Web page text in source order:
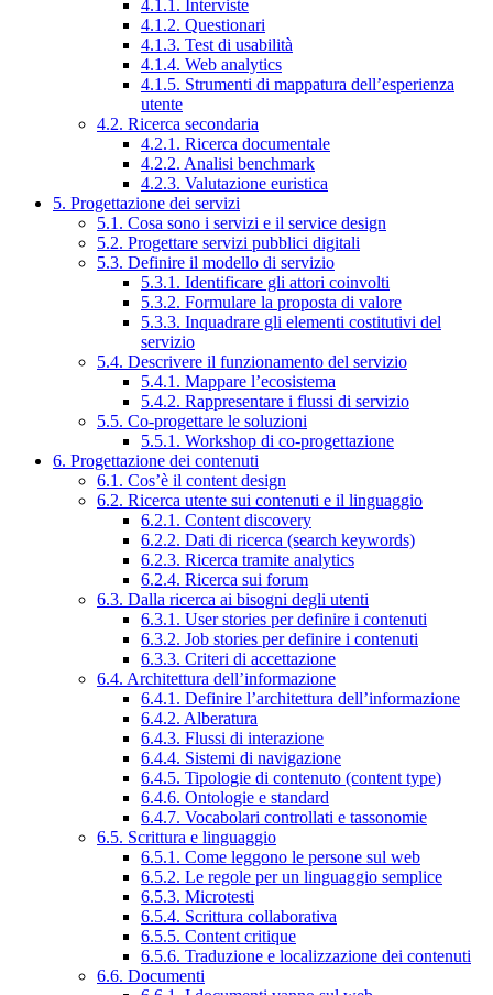
4.1.1. Interviste
4.1.2. Questionari
4.1.3. Test di usabilità
4.1.4. Web analytics
4.1.5. Strumenti di mappatura dell’esperienza
utente
4.2. Ricerca secondaria
4.2.1. Ricerca documentale
4.2.2. Analisi benchmark
4.2.3. Valutazione euristica
5. Progettazione dei servizi
5.1. Cosa sono i servizi e il service design
5.2. Progettare servizi pubblici digitali
5.3. Definire il modello di servizio
5.3.1. Identificare gli attori coinvolti
5.3.2. Formulare la proposta di valore
5.3.3. Inquadrare gli elementi costitutivi del
servizio
5.4. Descrivere il funzionamento del servizio
5.4.1. Mappare l’ecosistema
5.4.2. Rappresentare i flussi di servizio
5.5. Co-progettare le soluzioni
5.5.1. Workshop di co-progettazione
6. Progettazione dei contenuti
6.1. Cos’è il content design
6.2. Ricerca utente sui contenuti e il linguaggio
6.2.1. Content discovery
6.2.2. Dati di ricerca (search keywords)
6.2.3. Ricerca tramite analytics
6.2.4. Ricerca sui forum
6.3. Dalla ricerca ai bisogni degli utenti
6.3.1. User stories per definire i contenuti
6.3.2. Job stories per definire i contenuti
6.3.3. Criteri di accettazione
6.4. Architettura dell’informazione
6.4.1. Definire l’architettura dell’informazione
6.4.2. Alberatura
6.4.3. Flussi di interazione
6.4.4. Sistemi di navigazione
6.4.5. Tipologie di contenuto (content type)
6.4.6. Ontologie e standard
6.4.7. Vocabolari controllati e tassonomie
6.5. Scrittura e linguaggio
6.5.1. Come leggono le persone sul web
6.5.2. Le regole per un linguaggio semplice
6.5.3. Microtesti
6.5.4. Scrittura collaborativa
6.5.5. Content critique
6.5.6. Traduzione e localizzazione dei contenuti
6.6. Documenti